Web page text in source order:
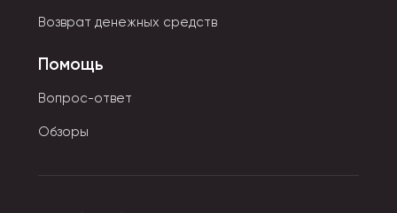
Возврат денежных средств
Помощь
Вопрос-ответ
Обзоры